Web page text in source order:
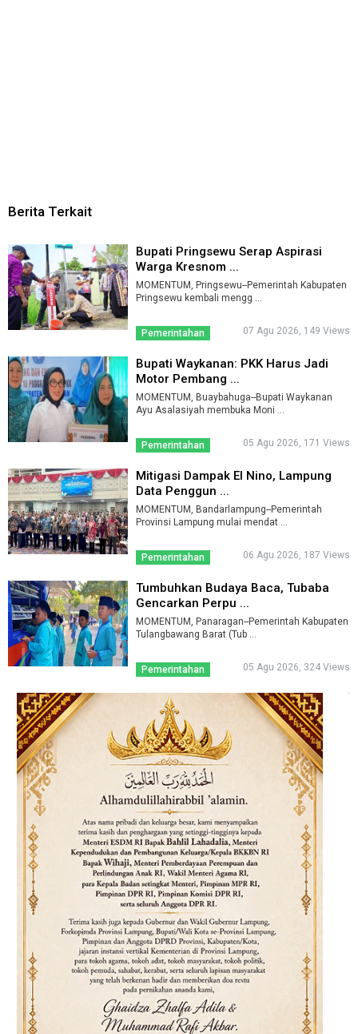
Berita Terkait
Bupati Pringsewu Serap Aspirasi
Warga Kresnom ...
MOMENTUM, Pringsewu--Pemerintah Kabupaten
Pringsewu kembali mengg ...
Pemerintahan 07 Agu 2026, 149 Views
Bupati Waykanan: PKK Harus Jadi
Motor Pembang ...
MOMENTUM, Buaybahuga--Bupati Waykanan
Ayu Asalasiyah membuka Moni ...
Pemerintahan 05 Agu 2026, 171 Views
Mitigasi Dampak El Nino, Lampung
Data Penggun ...
MOMENTUM, Bandarlampung--Pemerintah
Provinsi Lampung mulai mendat ...
Pemerintahan 06 Agu 2026, 187 Views
Tumbuhkan Budaya Baca, Tubaba
Gencarkan Perpu ...
MOMENTUM, Panaragan--Pemerintah Kabupaten
Tulangbawang Barat (Tub ...
Pemerintahan 05 Agu 2026, 324 Views